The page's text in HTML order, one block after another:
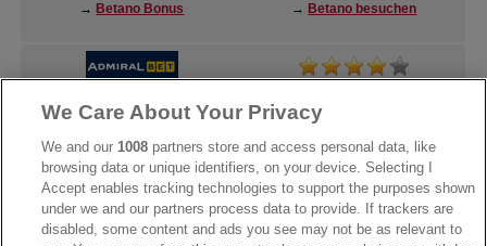
→ Betano Bonus → Betano besuchen
→AdmiralBet Bonus →AdmiralBet besuchen
→Bwin Bonus →Bwin besuchen
We Care About Your Privacy
We and our1008 partners store and access personal data, like
browsing data or unique identifiers, on your device. Selecting I
Accept enables tracking technologies to support the purposes shown
under we and our partners process data to provide. If trackers are
disabled, some content and ads you see may not be as relevant to